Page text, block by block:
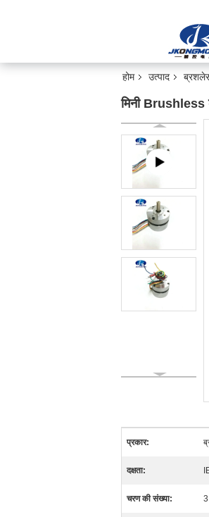
होम उत्पाद
मिनी Brushless
प्रकार:
दक्षता:
चरण की संख्या: 3